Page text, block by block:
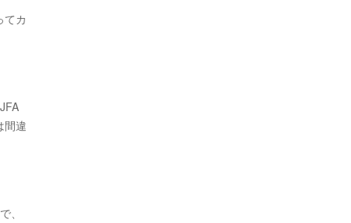
カ
間違
、